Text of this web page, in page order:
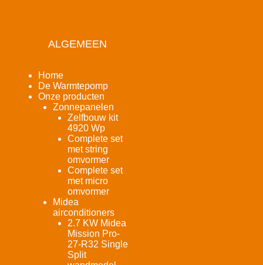
ALGEMEEN
Home
De Warmtepomp
Onze producten
Zonnepanelen
Zelfbouw kit
4920 Wp
Complete set
met string
omvormer
Complete set
met micro
omvormer
Midea
airconditioners
2.7 KW Midea
Mission Pro-
27-R32 Single
Split